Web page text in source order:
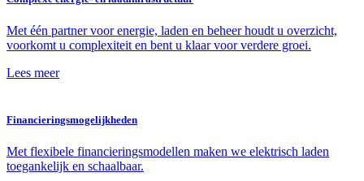
Met één partner voor energie, laden en beheer houdt u overzicht,
voorkomt u complexiteit en bent u klaar voor verdere groei.
Lees meer
Financierings­mogelijkheden
Met flexibele financieringsmodellen maken we elektrisch laden
toegankelijk en schaalbaar.